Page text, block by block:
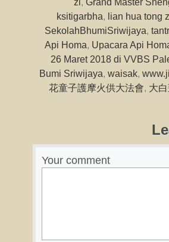
ksitigarbha, lian hua tong
SekolahBhumiSriwijaya,
Api Homa, Upacara Api
26 Maret 2018 di VVBS
Bumi Sriwijaya, waisak,
花童子護摩火供大法會, 大
Your comment